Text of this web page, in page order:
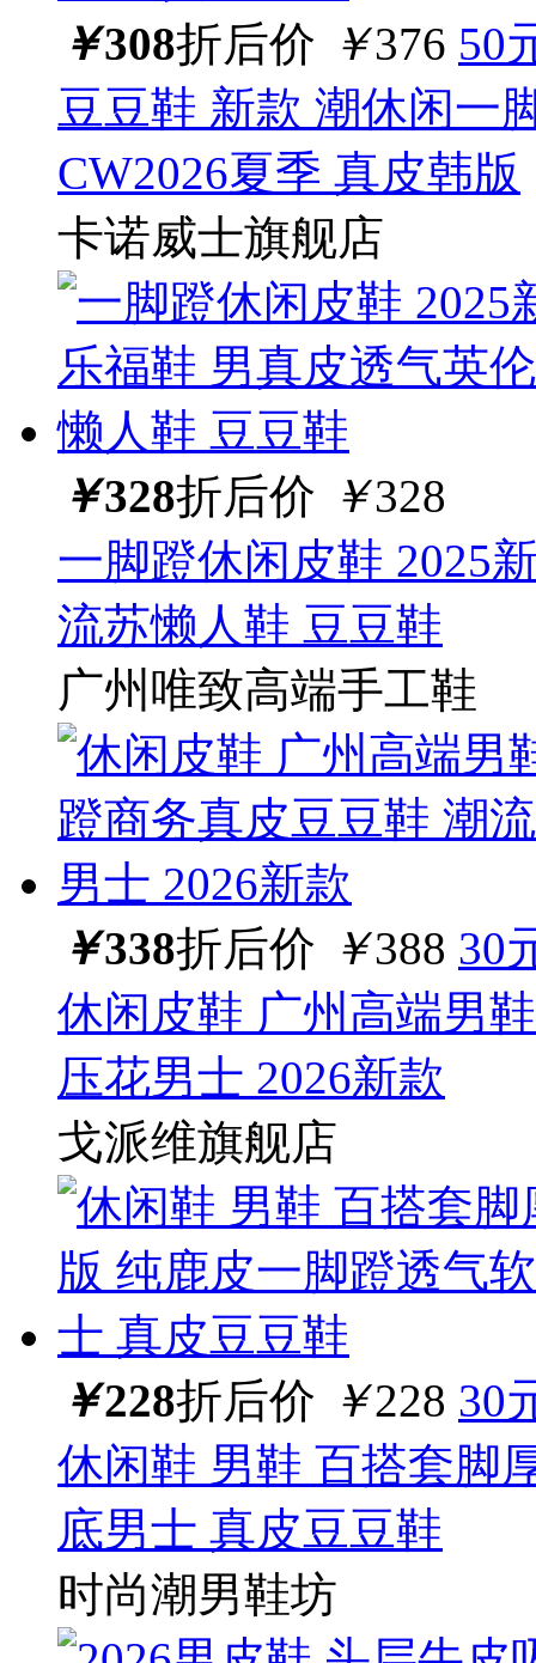
￥308折后价 ￥376 50
豆豆鞋 新款 潮休闲一
CW2026夏季 真皮韩版
卡诺威士旗舰店
￥328折后价 ￥328
一脚蹬休闲皮鞋 2025
流苏懒人鞋 豆豆鞋
广州唯致高端手工鞋
￥338折后价 ￥388 30
休闲皮鞋 广州高端男
压花男士 2026新款
戈派维旗舰店
￥228折后价 ￥228 30
休闲鞋 男鞋 百搭套脚
底男士 真皮豆豆鞋
时尚潮男鞋坊